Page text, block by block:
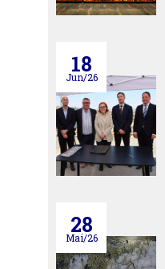
18
Jun/26
28
Mai/26